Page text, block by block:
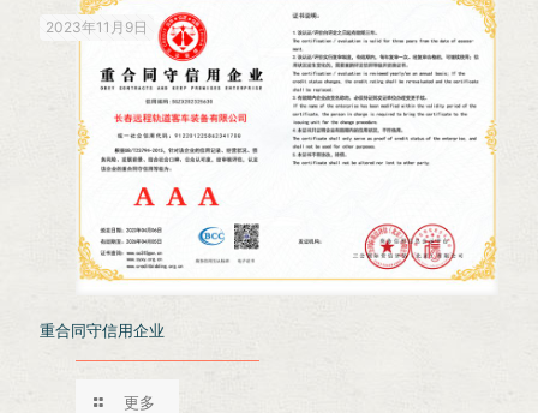
2023年11月9日
重合同守信用企业
更多